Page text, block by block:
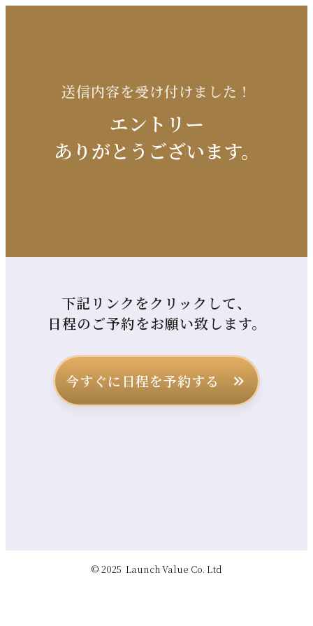
送信内容を受け付けました！
エントリー
ありがとうございます。
下記リンクをクリックして、
日程のご予約をお願い致します。
今すぐに日程を予約する
© 2025 Launch Value Co. Ltd